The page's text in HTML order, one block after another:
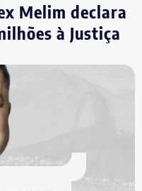
da comunicação à
do nome de
Condenados por Ato
multado
seja
Segundo os
à Justiça, o
Melim declara
à Justiça